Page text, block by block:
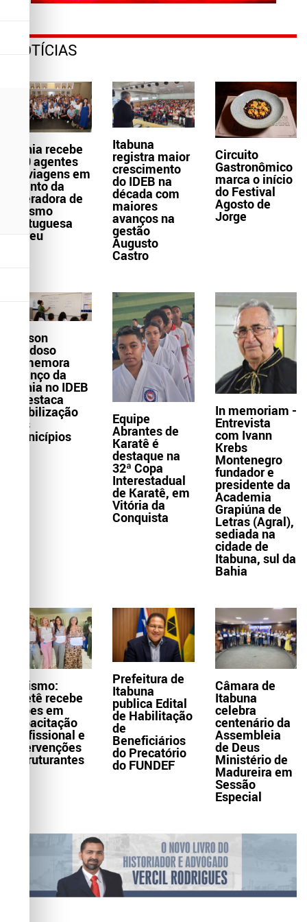
NOTÍCIAS
Bahia recebe
300 agentes
de viagens em
evento da
operadora de
turismo
portuguesa
Abreu
Itabuna
registra maior
crescimento
do IDEB na
década com
maiores
avanços na
gestão
Augusto
Castro
Circuito
Gastronômico
marca o início
do Festival
Agosto de
Jorge
Wilson
Cardoso
comemora
avanço da
Bahia no IDEB
e destaca
mobilização
dos
municípios
Equipe
Abrantes de
Karatê é
destaque na
32ª Copa
Interestadual
de Karatê, em
Vitória da
Conquista
In memoriam -
Entrevista
com Ivann
Krebs
Montenegro
fundador e
presidente da
Academia
Grapiúna de
Letras (Agral),
sediada na
cidade de
Itabuna, sul da
Bahia
Turismo:
Itaetê recebe
ações em
capacitação
profissional e
intervenções
estruturantes
Prefeitura de
Itabuna
publica Edital
de Habilitação
de
Beneficiários
do Precatório
do FUNDEF
Câmara de
Itabuna
celebra
centenário da
Assembleia
de Deus
Ministério de
Madureira em
Sessão
Especial